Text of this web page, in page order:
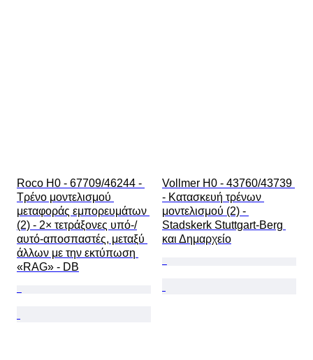
Roco H0 - 67709/46244 -
Τρένο μοντελισμού
μεταφοράς εμπορευμάτων
(2) - 2× τετράξονες υπό-/
αυτό-αποσπαστές, μεταξύ
άλλων με την εκτύπωση
«RAG» - DB
Vollmer H0 - 43760/43739
- Κατασκευή τρένων
μοντελισμού (2) -
Stadskerk Stuttgart-Berg
και Δημαρχείο